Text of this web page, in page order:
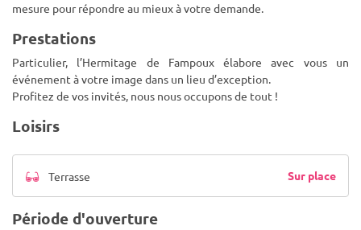
mesure pour répondre au mieux à votre demande.
Prestations
Particulier, l’Hermitage de Fampoux élabore avec vous un
événement à votre image dans un lieu d’exception.
Profitez de vos invités, nous nous occupons de tout !
Loisirs
Terrasse Sur place
Période d'ouverture